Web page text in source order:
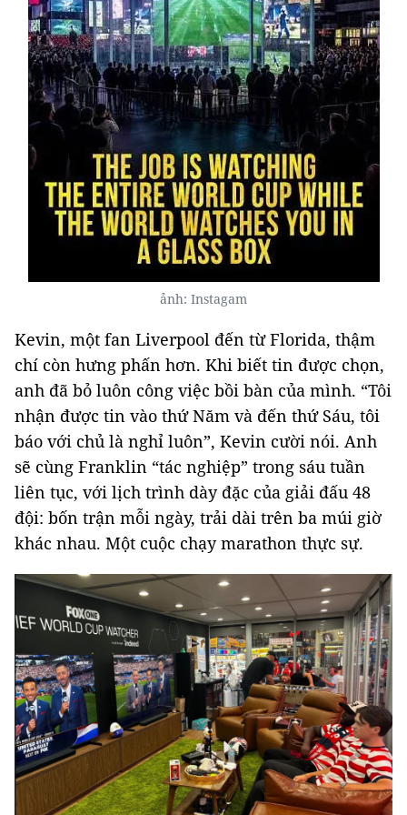
ảnh: Instagam
Kevin, một fan Liverpool đến từ Florida, thậm
chí còn hưng phấn hơn. Khi biết tin được chọn,
anh đã bỏ luôn công việc bồi bàn của mình. “Tôi
nhận được tin vào thứ Năm và đến thứ Sáu, tôi
báo với chủ là nghỉ luôn”, Kevin cười nói. Anh
sẽ cùng Franklin “tác nghiệp” trong sáu tuần
liên tục, với lịch trình dày đặc của giải đấu 48
đội: bốn trận mỗi ngày, trải dài trên ba múi giờ
khác nhau. Một cuộc chạy marathon thực sự.